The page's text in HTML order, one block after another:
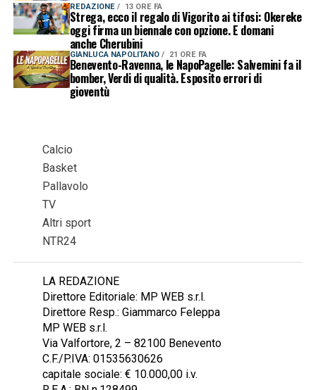
REDAZIONE 13 ORE FA
Strega, ecco il regalo di Vigorito ai tifosi: Okereke
oggi firma un biennale con opzione. E domani
anche Cherubini
GIANLUCA NAPOLITANO 21 ORE FA
Benevento-Ravenna, le NapoPagelle: Salvemini fa il
bomber, Verdi di qualità. Esposito errori di
gioventù
Calcio
Basket
Pallavolo
TV
Altri sport
NTR24
LA REDAZIONE
Direttore Editoriale: MP WEB s.r.l.
Direttore Resp.: Giammarco Feleppa
MP WEB s.r.l.
Via Valfortore, 2 – 82100 Benevento
C.F./P.IVA: 01535630626
capitale sociale: € 10.000,00 i.v.